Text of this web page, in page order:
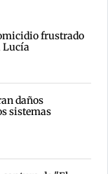
frustrado
Lucía
daños
sistemas